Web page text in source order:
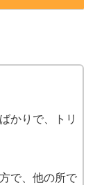
かりで、トリ
で、他の所で